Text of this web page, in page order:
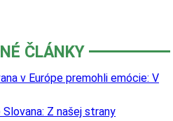
ČLÁNKY
v Európe premohli emócie: V
Z našej strany